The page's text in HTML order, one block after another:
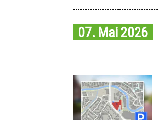
07. Mai 2026